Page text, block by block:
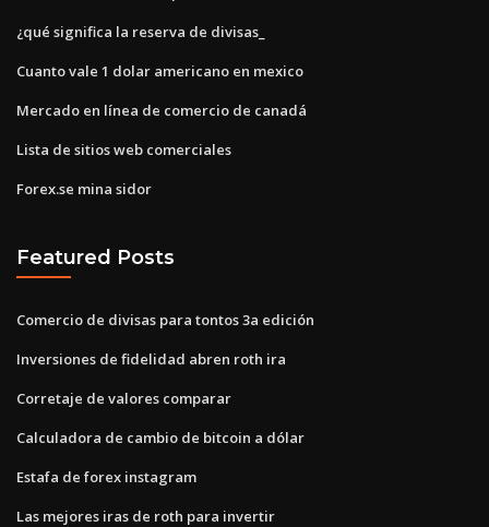
¿qué significa la reserva de divisas_
Cuanto vale 1 dolar americano en mexico
Mercado en línea de comercio de canadá
Lista de sitios web comerciales
Forex.se mina sidor
Featured Posts
Comercio de divisas para tontos 3a edición
Inversiones de fidelidad abren roth ira
Corretaje de valores comparar
Calculadora de cambio de bitcoin a dólar
Estafa de forex instagram
Las mejores iras de roth para invertir